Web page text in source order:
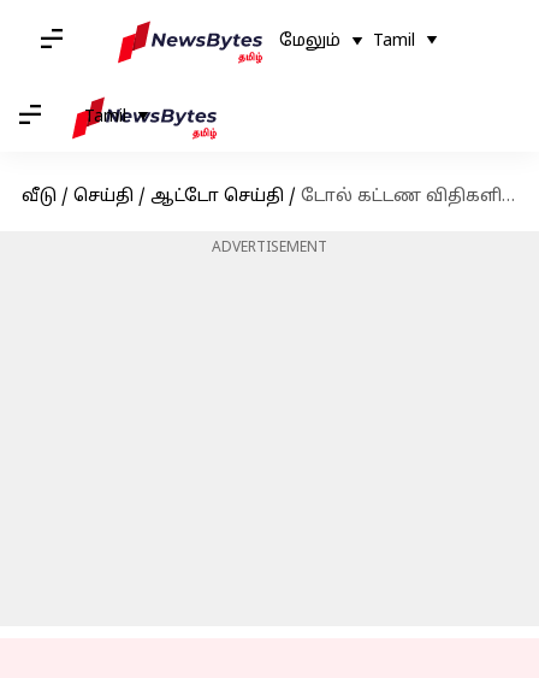
மேலும் Tamil
Tamil
வீடு / செய்தி / ஆட்டோ செய்தி / டோல் கட்டண விதிகளில் புதிய மாற்றங்கள்; 20 கிமீ தூரத்திற்கு கட்டணம் ஏதுமில்லை
ADVERTISEMENT